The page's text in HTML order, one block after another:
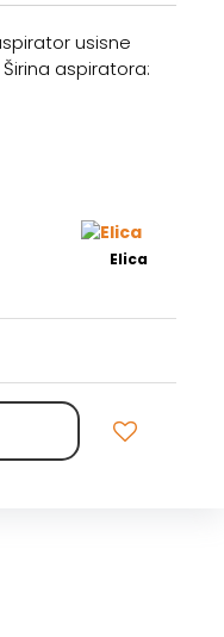
usisne
aspiratora:
Elica